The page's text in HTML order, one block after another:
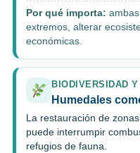
Por qué importa:
extremos, alterar
económicas.
BIODIVERSIDAD
Humedales
La restauración de
puede interrumpir
refugios de fauna.